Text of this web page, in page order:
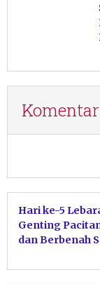
Komentar
Hari ke-5
Genting
dan Berbenah